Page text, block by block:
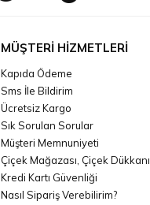
MÜŞTERI HIZMETLERI
Kapıda Ödeme
Sms İle Bildirim
Ücretsiz Kargo
Sık Sorulan Sorular
Müşteri Memnuniyeti
Çiçek Mağazası, Çiçek Dükkanı
Kredi Kartı Güvenliği
Nasıl Sipariş Verebilirim?